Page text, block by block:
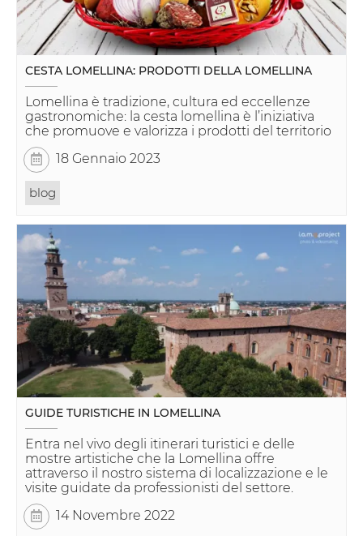
CESTA LOMELLINA: PRODOTTI DELLA LOMELLINA
Lomellina è tradizione, cultura ed eccellenze
gastronomiche: la cesta lomellina è l’iniziativa
che promuove e valorizza i prodotti del territorio
18 Gennaio 2023
blog
GUIDE TURISTICHE IN LOMELLINA
Entra nel vivo degli itinerari turistici e delle
mostre artistiche che la Lomellina offre
attraverso il nostro sistema di localizzazione e le
visite guidate da professionisti del settore.
14 Novembre 2022